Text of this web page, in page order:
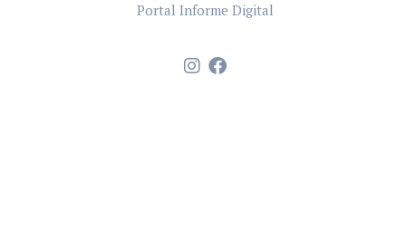
Portal Informe Digital